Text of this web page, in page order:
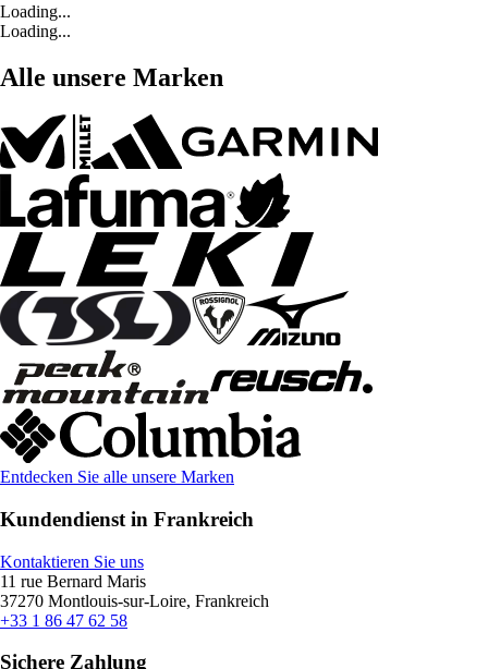
Loading...
Loading...
Alle unsere Marken
Entdecken Sie alle unsere Marken
Kundendienst in Frankreich
Kontaktieren Sie uns
11 rue Bernard Maris
37270 Montlouis-sur-Loire, Frankreich
+33 1 86 47 62 58
Sichere Zahlung